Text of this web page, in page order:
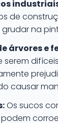
de
na
árvores e
serem
causar
Os sucos